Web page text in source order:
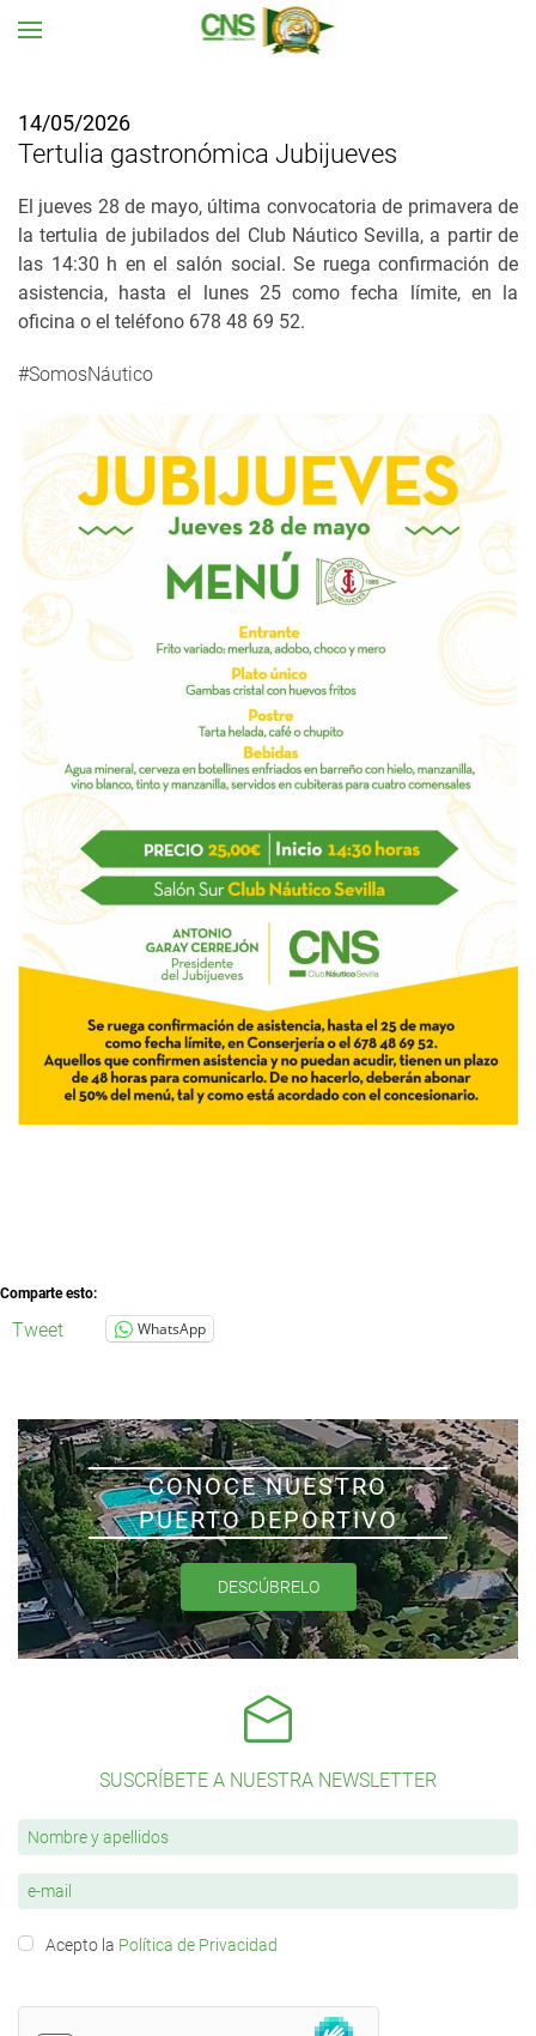
14/05/2026
Tertulia gastronómica Jubijueves
El jueves 28 de mayo, última convocatoria de primavera de
la tertulia de jubilados del Club Náutico Sevilla, a partir de
las 14:30 h en el salón social. Se ruega confirmación de
asistencia, hasta el lunes 25 como fecha límite, en la
oficina o el teléfono 678 48 69 52.
#SomosNáutico
Comparte esto:
Tweet WhatsApp
CONOCE NUESTRO
PUERTO DEPORTIVO
DESCÚBRELO
SUSCRÍBETE A NUESTRA NEWSLETTER
Acepto la Política de Privacidad